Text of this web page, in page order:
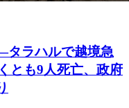
ラハルで越境急
とも9人死亡、政府